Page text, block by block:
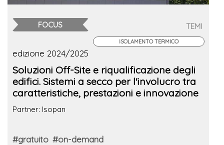
FOCUS TEMI
ISOLAMENTO TERMICO
edizione 2024/2025
Soluzioni Off-Site e riqualificazione degli
edifici. Sistemi a secco per l'involucro tra
caratteristiche, prestazioni e innovazione
Partner: Isopan
#gratuito #on-demand